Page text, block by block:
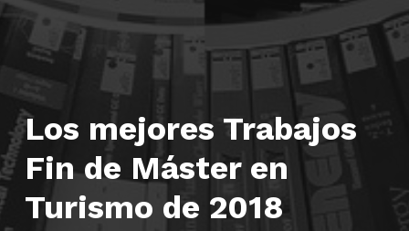
Los mejores Trabajos
Fin de Máster en
Turismo de 2018